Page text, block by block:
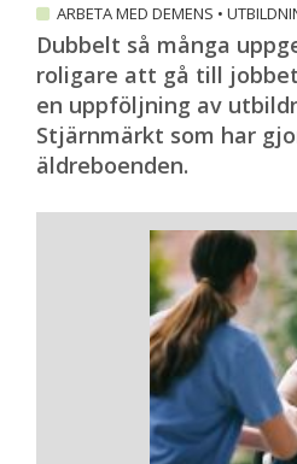
ARBETA MED DEMENS •
Dubbelt så många
roligare att gå till
en uppföljning av
Stjärnmärkt som har
äldreboenden.